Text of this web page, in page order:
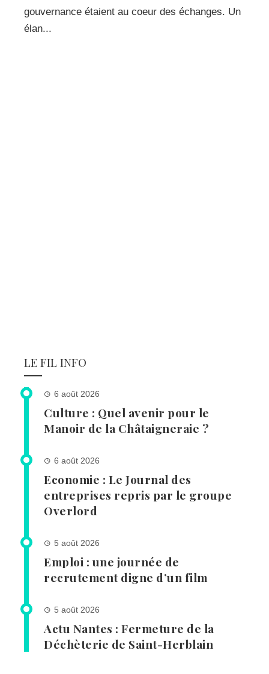
gouvernance étaient au coeur des échanges. Un
élan...
LE FIL INFO
6 août 2026
Culture : Quel avenir pour le
Manoir de la Châtaigneraie ?
6 août 2026
Economie : Le Journal des
entreprises repris par le groupe
Overlord
5 août 2026
Emploi : une journée de
recrutement digne d’un film
5 août 2026
Actu Nantes : Fermeture de la
Déchèterie de Saint-Herblain